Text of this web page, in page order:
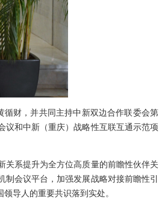
循财，并共同主持中新双边合作联委会第
议和中新（重庆）战略性互联互通示范项
关系提升为全方位高质量的前瞻性伙伴关
会议平台，加强发展战略对接前瞻性引
导人的重要共识落到实处。